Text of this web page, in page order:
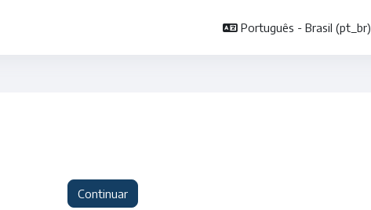
Português - Brasil ‎(pt_br)‎
Continuar